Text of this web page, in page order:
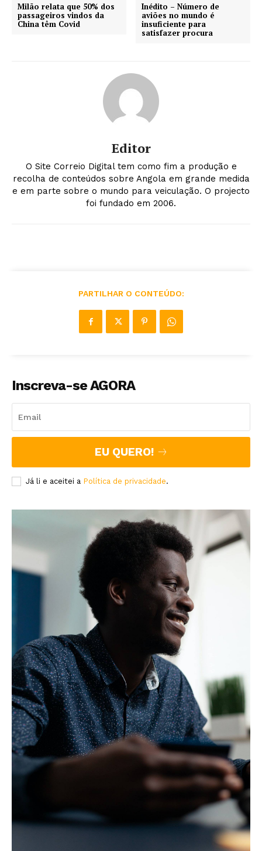
Milão relata que 50% dos
passageiros vindos da
China têm Covid
Inédito – Número de
aviões no mundo é
insuficiente para
satisfazer procura
Editor
O Site Correio Digital tem como fim a produção e
recolha de conteúdos sobre Angola em grande medida
e em parte sobre o mundo para veiculação. O projecto
foi fundado em 2006.
PARTILHAR O CONTEÚDO:
Inscreva-se AGORA
EU QUERO!
Já li e aceitei a Política de privacidade.